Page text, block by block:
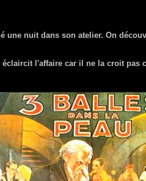
une nuit dans son atelier. On
l'affaire car il ne la croit pas